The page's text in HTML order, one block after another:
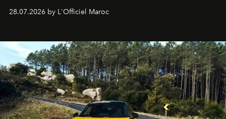
Hotels, ce boutique-hôtel cinq étoiles signé Christophe
Pillet promet un lieu de vie complet. On y a déjeuné…
28.07.2026 by L'Officiel Maroc